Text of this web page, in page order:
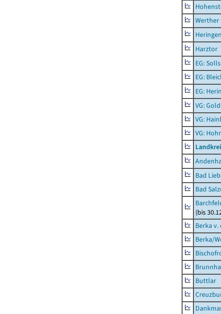
Werther
Harztor
EG:
EG:
EG:
VG:
VG:
VG:
Bad
Bad
(bis
Berka v.
Berka/
Buttlar